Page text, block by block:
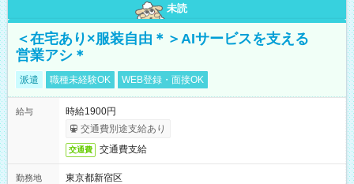
未読
＜在宅あり×服装自由＊＞AIサービスを支える
営業アシ＊
派遣 職種未経験OK WEB登録・面接OK
給与
時給1900円
交通費別途支給あり
交通費 交通費支給
勤務地
東京都新宿区